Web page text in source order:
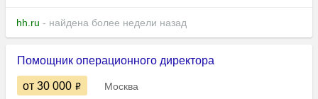
hh.ru - найдена более недели назад
Помощник операционного директора
от 30 000
Москва